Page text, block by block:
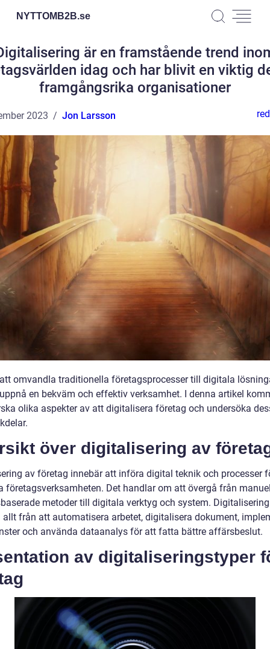
NYTTOMB2B.se
är en framstående trend
idag och har blivit en viktig
framgångsrika organisationer
2023 Jon Larsson
omvandla traditionella företagsprocesser till digitala
en bekväm och effektiv verksamhet. I denna artikel
olika aspekter av att digitalisera företag och undersöka
över digitalisering av
av företag innebär att införa digital teknik och processer
företagsverksamheten. Det handlar om att övergå från
metoder till digitala verktyg och system.
från att automatisera arbetet, digitalisera dokument,
och använda dataanalys för att fatta bättre affärsbeslut.
av digitaliseringstyper